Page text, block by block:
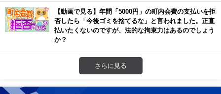
【動画で見る】年間「5000円」の町内会費の支払いを拒
否したら「今後ゴミを捨てるな」と言われました。正直
払いたくないのですが、法的な拘束力はあるのでしょう
か？
さらに見る